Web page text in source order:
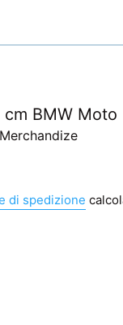
BMW Moto
di spedizione